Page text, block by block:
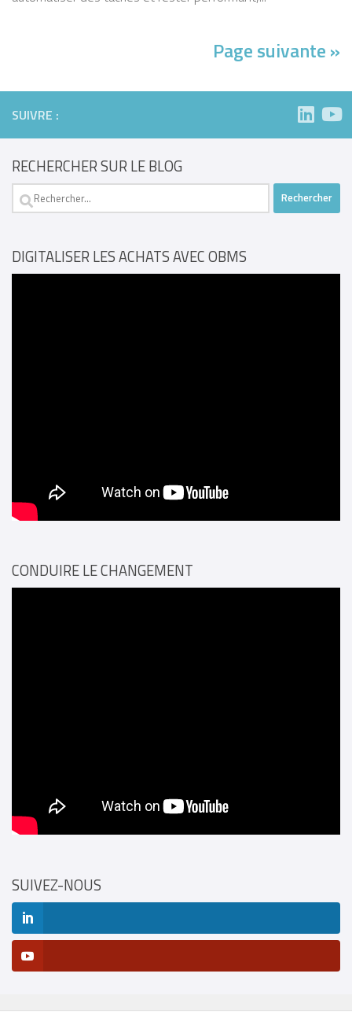
Page suivante »
SUIVRE :
RECHERCHER SUR LE BLOG
Rechercher :
DIGITALISER LES ACHATS AVEC OBMS
CONDUIRE LE CHANGEMENT
SUIVEZ-NOUS